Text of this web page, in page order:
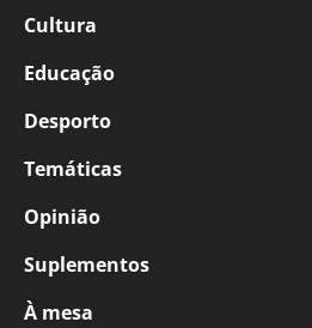
Cultura
Educação
Desporto
Temáticas
Opinião
Suplementos
À mesa